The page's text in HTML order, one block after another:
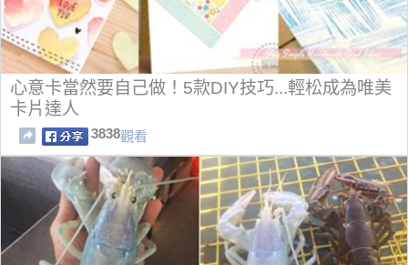
心意卡當然要自己做！5款DIY技巧...輕松成為唯美
卡片達人
3838觀看